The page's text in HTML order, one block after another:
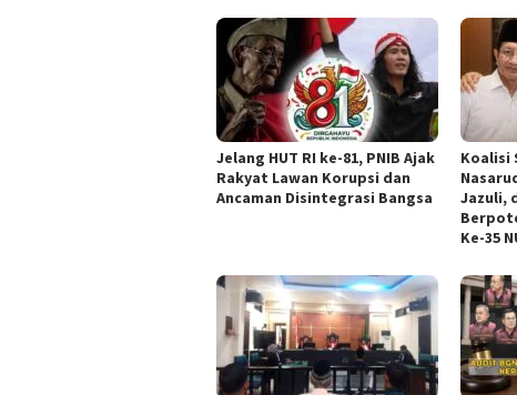
Jelang HUT RI ke-81, PNIB Ajak
Rakyat Lawan Korupsi dan
Ancaman Disintegrasi Bangsa
Koalisi
Jazuli,
Ke-35